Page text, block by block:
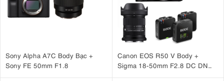
Sony Alpha A7C Body Bạc +
Sony FE 50mm F1.8
Canon EOS R50 V Body +
Sigma 18-50mm F2.8 DC DN